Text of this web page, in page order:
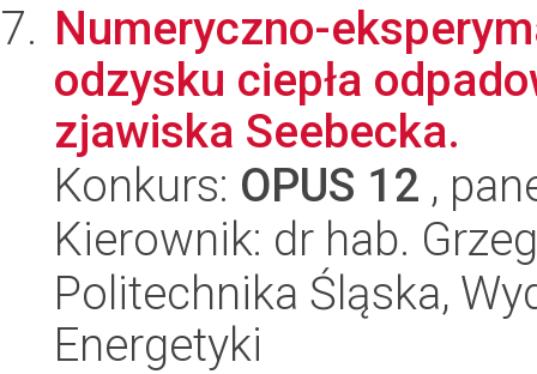
Numeryczno-
odzysku ciepła
zjawiska Seebecka.
Konkurs: OPUS 12 ,
Kierownik: dr hab.
Politechnika Śląska,
Energetyki